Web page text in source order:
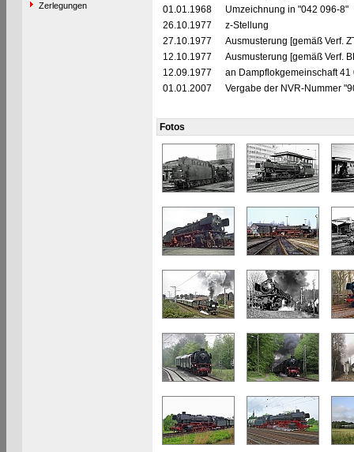
Zerlegungen
01.01.1968
Umzeichnung in "042 096-8"
26.10.1977
z-Stellung
27.10.1977
Ausmusterung [gemäß Verf.
12.10.1977
Ausmusterung [gemäß Verf.
12.09.1977
an Dampflokgemeinschaft
01.01.2007
Vergabe der NVR-Nummer
Fotos